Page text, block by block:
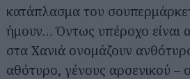
κατάπλασμα του
ήμουν… Όντως υπέροχο είναι
στα Χανιά ονομάζουν
αθότυρο, γένους αρσενικού –